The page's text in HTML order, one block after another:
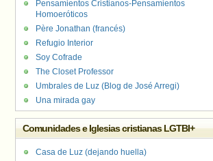
Pensamientos Cristianos-Pensamientos
Homoeróticos
Père Jonathan (francés)
Refugio Interior
Soy Cofrade
The Closet Professor
Umbrales de Luz (Blog de José Arregi)
Una mirada gay
Comunidades e Iglesias cristianas LGTBI+
Casa de Luz (dejando huella)